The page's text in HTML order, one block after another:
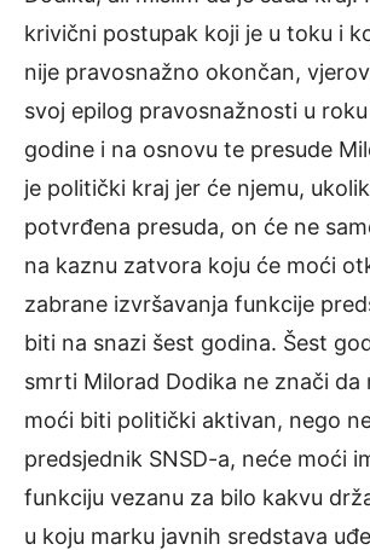
krivični postupak koji je u toku i
nije pravosnažno okončan,
svoj epilog pravosnažnosti u
godine i na osnovu te presude
je politički kraj jer će njemu,
potvrđena presuda, on će ne
na kaznu zatvora koju će moći
zabrane izvršavanja funkcije
biti na snazi šest godina. Šest
smrti Milorad Dodika ne znači da
moći biti politički aktivan, nego
predsjednik SNSD-a, neće moći
funkciju vezanu za bilo kakvu
u koju marku javnih sredstava